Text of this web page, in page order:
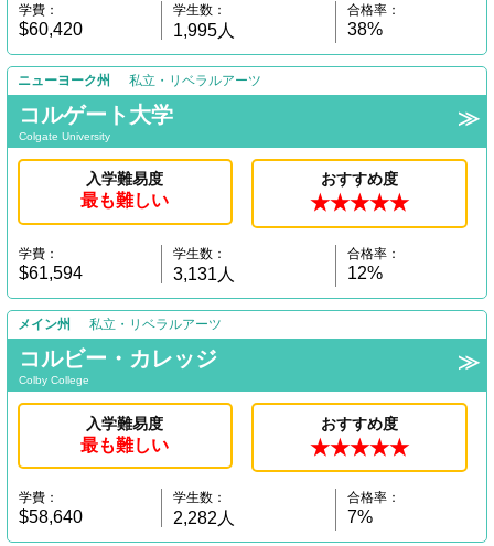
学費：
$60,420
学生数：
1,995人
合格率：
38%
ニューヨーク州 私立・リベラルアーツ
コルゲート大学
Colgate University
入学難易度
最も難しい
おすすめ度
★★★★★
学費：
$61,594
学生数：
3,131人
合格率：
12%
メイン州 私立・リベラルアーツ
コルビー・カレッジ
Colby College
入学難易度
最も難しい
おすすめ度
★★★★★
学費：
$58,640
学生数：
2,282人
合格率：
7%